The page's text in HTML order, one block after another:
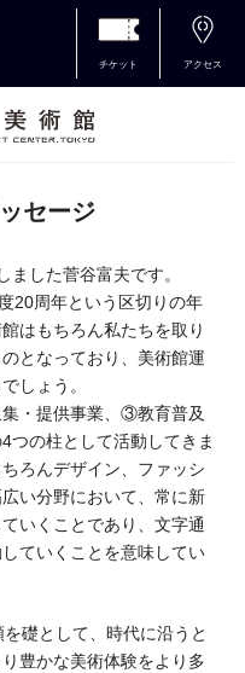
チケット アクセス
セージ
した菅谷富夫です。
20周年という区切りの年
はもちろん私たちを取り
となっており、美術館運
しょう。
・提供事業、③教育普及
4つの柱として活動してきま
ろんデザイン、ファッシ
い分野において、常に新
いくことであり、文字通
ていくことを意味してい
礎として、時代に沿うと
豊かな美術体験をより多